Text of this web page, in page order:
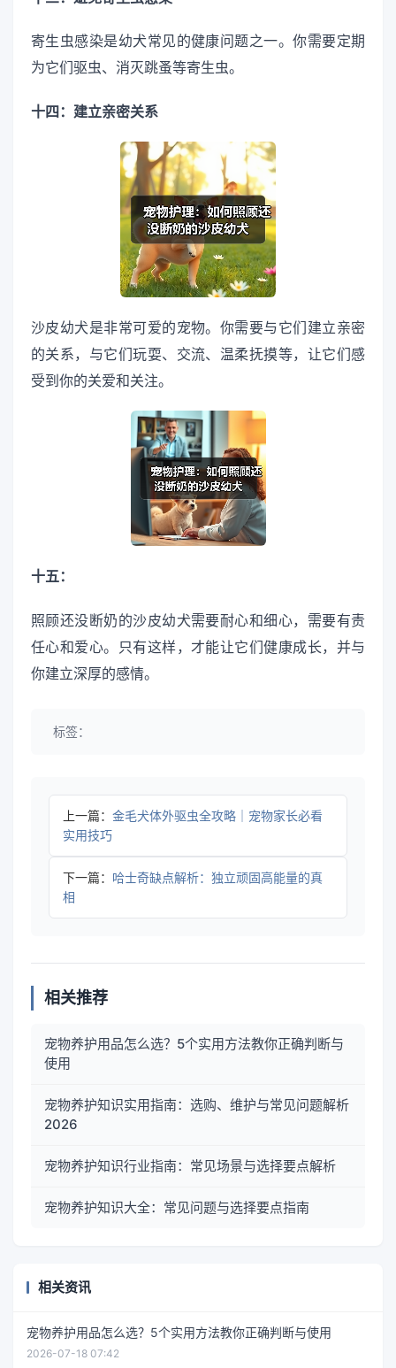
寄生虫感染是幼犬常见的健康问题之一。你需要定期
为它们驱虫、消灭跳蚤等寄生虫。
十四：建立亲密关系
沙皮幼犬是非常可爱的宠物。你需要与它们建立亲密
的关系，与它们玩耍、交流、温柔抚摸等，让它们感
受到你的关爱和关注。
十五：
照顾还没断奶的沙皮幼犬需要耐心和细心，需要有责
任心和爱心。只有这样，才能让它们健康成长，并与
你建立深厚的感情。
标签：
上一篇： 金毛犬体外驱虫全攻略｜宠物家长必看
实用技巧
下一篇： 哈士奇缺点解析：独立顽固高能量的真
相
相关推荐
宠物养护用品怎么选？5个实用方法教你正确判断与
使用
宠物养护知识实用指南：选购、维护与常见问题解析
2026
宠物养护知识行业指南：常见场景与选择要点解析
宠物养护知识大全：常见问题与选择要点指南
相关资讯
宠物养护用品怎么选？5个实用方法教你正确判断与使用
2026-07-18 07:42